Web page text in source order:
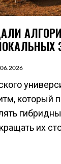
который
их